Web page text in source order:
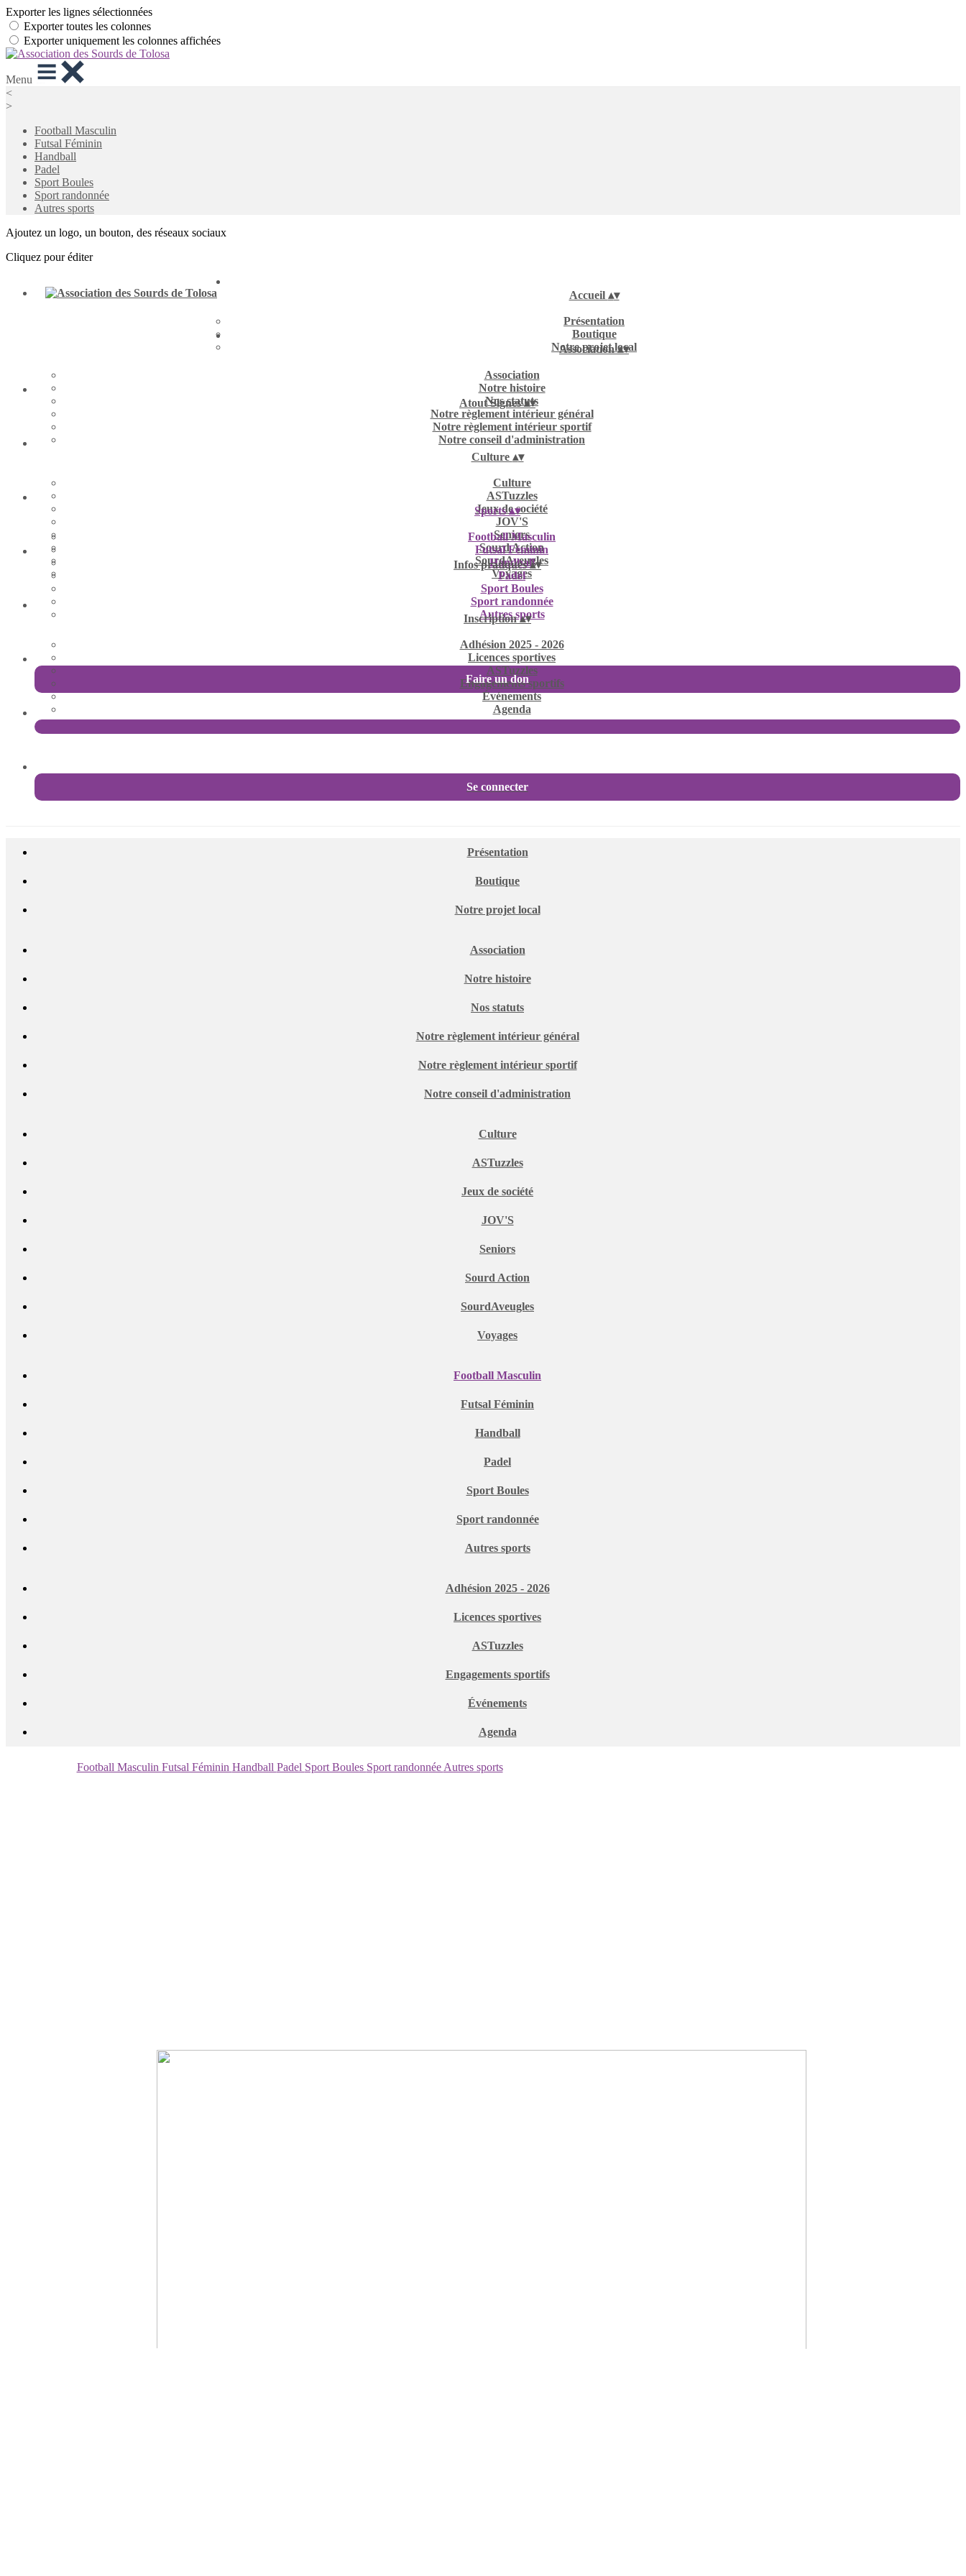
Exporter les lignes sélectionnées
Exporter toutes les colonnes
Exporter uniquement les colonnes affichées
Menu
<
>
Football Masculin
Futsal Féminin
Handball
Padel
Sport Boules
Sport randonnée
Autres sports
Ajoutez un logo, un bouton, des réseaux sociaux
Cliquez pour éditer
Accueil ▴▾
Présentation
Boutique
Notre projet local
Association▴▾
Association
Notre histoire
Nos statuts
Notre règlement intérieur général
Notre règlement intérieur sportif
Notre conseil d'administration
Atout Signes▴▾
Culture ▴▾
Culture
ASTuzzles
Jeux de société
JOV'S
Seniors
Sourd Action
SourdAveugles
Voyages
Sports▴▾
Football Masculin
Futsal Féminin
Handball
Padel
Sport Boules
Sport randonnée
Autres sports
Infos pratiques▴▾
Inscription▴▾
Adhésion 2025 - 2026
Licences sportives
ASTuzzles
Engagements sportifs
Événements
Agenda
Faire un don
Se connecter
Présentation
Boutique
Notre projet local
Association
Notre histoire
Nos statuts
Notre règlement intérieur général
Notre règlement intérieur sportif
Notre conseil d'administration
Culture
ASTuzzles
Jeux de société
JOV'S
Seniors
Sourd Action
SourdAveugles
Voyages
Football Masculin
Futsal Féminin
Handball
Padel
Sport Boules
Sport randonnée
Autres sports
Adhésion 2025 - 2026
Licences sportives
ASTuzzles
Engagements sportifs
Événements
Agenda
Football Masculin Futsal Féminin Handball Padel Sport Boules Sport randonnée Autres sports